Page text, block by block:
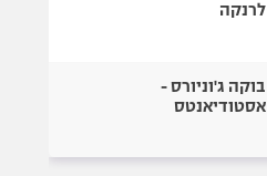
לרנקה
בוקה ג'וניורס -
אסטודיאנטס